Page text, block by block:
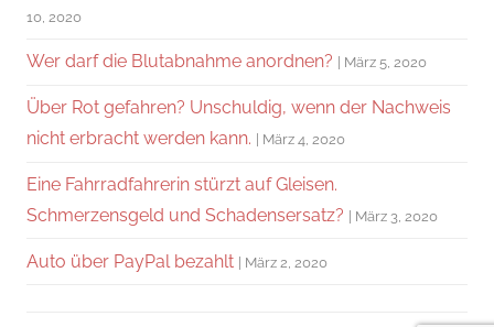
10, 2020
Wer darf die Blutabnahme anordnen? März 5, 2020
Über Rot gefahren? Unschuldig, wenn der Nachweis
nicht erbracht werden kann.
März 4, 2020
Eine Fahrradfahrerin stürzt auf Gleisen.
Schmerzensgeld und Schadensersatz?
März 3, 2020
Auto über PayPal bezahlt März 2, 2020